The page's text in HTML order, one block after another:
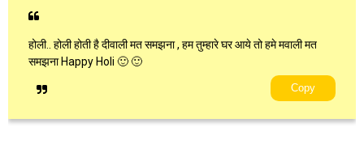
होली.. होली होती है दीवाली मत समझना , हम तुम्हारे घर आये तो हमे मवाली मत
समझना Happy Holi 🙂 🙂
Copy